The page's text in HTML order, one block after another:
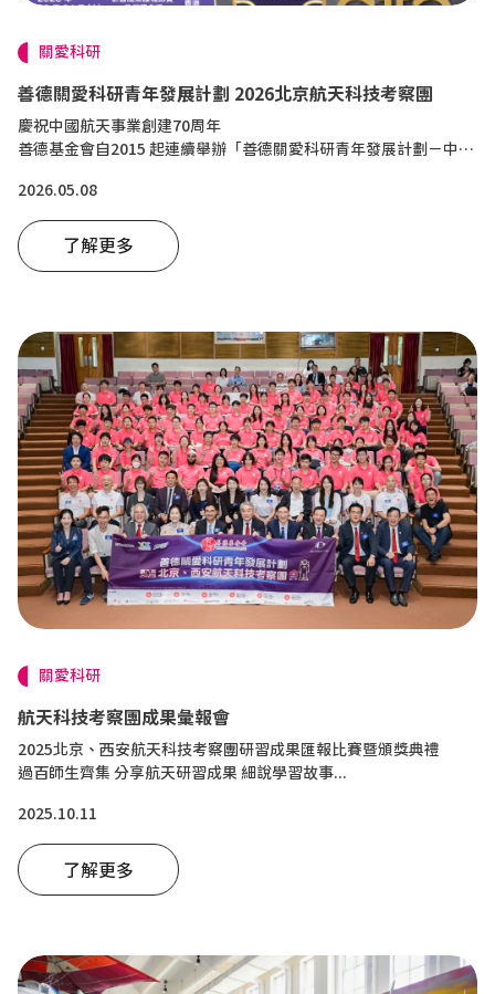
關愛科研
善德關愛科研青年發展計劃 2026北京航天科技考察團
慶祝中國航天事業創建70周年
善德基金會自2015 起連續舉辦「善德關愛科研青年發展計劃－中國
往首都北京、西安、南京等地研學，提倡香港青年關注科技創新，
積極參與國家高新科技研發活動，激發年輕人對科技發展的興趣，
利用創新科技改善不同人士的生活；以「科教興國」育才引領未來
發展，回饋社會，培養家國情懷。...
2026.05.08
了解更多
關愛科研
航天科技考察團成果彙報會
2025北京、西安航天科技考察團研習成果匯報比賽暨頒獎典禮
過百師生齊集 分享航天研習成果 細說學習故事...
2025.10.11
了解更多